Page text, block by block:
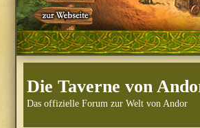
Die Taverne von
Das offizielle Forum zur Welt von Andor